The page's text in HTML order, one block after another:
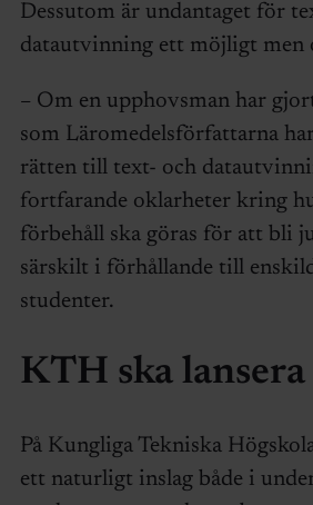
Dessutom är undantaget för
datautvinning ett möjligt men
– Om en upphovsman har
som Läromedelsförfattarna
rätten till text- och
fortfarande oklarheter kring
förbehåll ska göras för att bli
särskilt i förhållande till
studenter.
KTH ska
På Kungliga Tekniska
ett naturligt inslag både i